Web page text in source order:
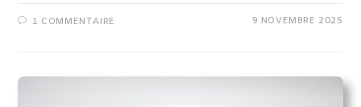
1 COMMENTAIRE 9 NOVEMBRE 2025